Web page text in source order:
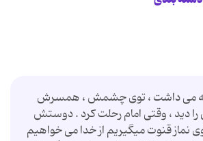
می داشت ، توی چشمش ، همسرش
را دید ، وقتی امام رحلت کرد . دوستش
نماز قنوت میگیریم از خدا می خواهیم